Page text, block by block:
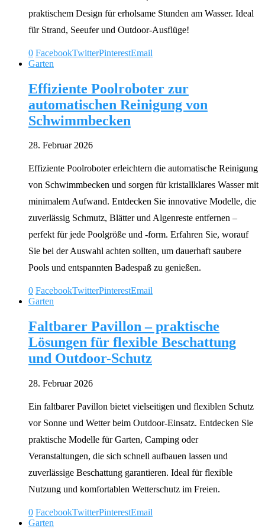
praktischem Design für erholsame Stunden am Wasser. Ideal
für Strand, Seeufer und Outdoor-Ausflüge!
0 FacebookTwitterPinterestEmail
Garten
Effiziente Poolroboter zur
automatischen Reinigung von
Schwimmbecken
28. Februar 2026
Effiziente Poolroboter erleichtern die automatische Reinigung
von Schwimmbecken und sorgen für kristallklares Wasser mit
minimalem Aufwand. Entdecken Sie innovative Modelle, die
zuverlässig Schmutz, Blätter und Algenreste entfernen –
perfekt für jede Poolgröße und -form. Erfahren Sie, worauf
Sie bei der Auswahl achten sollten, um dauerhaft saubere
Pools und entspannten Badespaß zu genießen.
0 FacebookTwitterPinterestEmail
Garten
Faltbarer Pavillon – praktische
Lösungen für flexible Beschattung
und Outdoor-Schutz
28. Februar 2026
Ein faltbarer Pavillon bietet vielseitigen und flexiblen Schutz
vor Sonne und Wetter beim Outdoor-Einsatz. Entdecken Sie
praktische Modelle für Garten, Camping oder
Veranstaltungen, die sich schnell aufbauen lassen und
zuverlässige Beschattung garantieren. Ideal für flexible
Nutzung und komfortablen Wetterschutz im Freien.
0 FacebookTwitterPinterestEmail
Garten